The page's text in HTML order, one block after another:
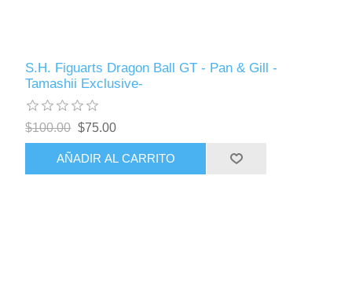
S.H. Figuarts Dragon Ball GT - Pan & Gill -
Tamashii Exclusive-
$100.00 $75.00
AÑADIR AL CARRITO